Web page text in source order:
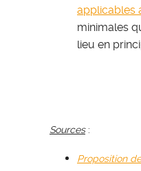
applicables
minimales
lieu en
Sources :
Proposition